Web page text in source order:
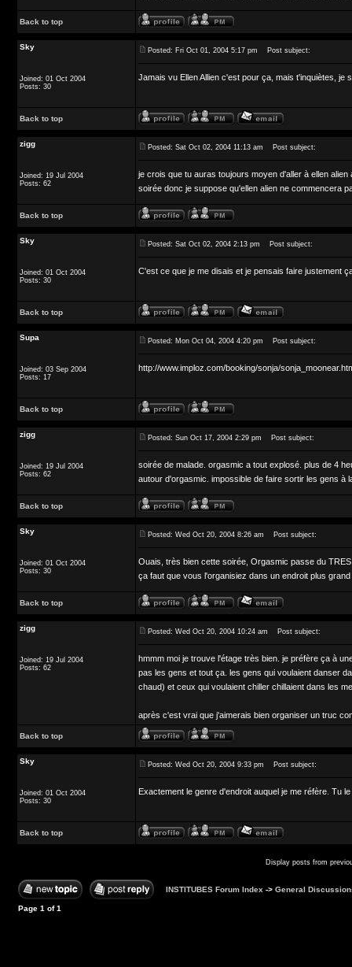
Back to top
Sky
Joined: 01 Oct 2004
Posts: 30
Posted: Fri Oct 01, 2004 5:17 pm Post subject:
Jamais vu Ellen Allien c'est pour ça, mais t'inquiètes,
Back to top
zigg
Joined: 19 Jul 2004
Posts: 62
Posted: Sat Oct 02, 2004 11:13 am Post subject:
je crois que tu auras toujours moyen d'aller à ellen
soirée donc je suppose qu'ellen alien ne commencera
Back to top
Sky
Joined: 01 Oct 2004
Posts: 30
Posted: Sat Oct 02, 2004 2:13 pm Post subject:
C'est ce que je me disais et je pensais faire justement
Back to top
Supa
Joined: 03 Sep 2004
Posts: 17
Posted: Mon Oct 04, 2004 4:20 pm Post subject:
http://www.imploz.com/booking/sonja/
Back to top
zigg
Joined: 19 Jul 2004
Posts: 62
Posted: Sun Oct 17, 2004 2:29 pm Post subject:
soirée de malade. orgasmic a tout explosé. plus de 4
autour d'orgasmic. impossible de faire sortir les gens à
Back to top
Sky
Joined: 01 Oct 2004
Posts: 30
Posted: Wed Oct 20, 2004 8:26 am Post subject:
Ouais, très bien cette soirée, Orgasmic passe du
ça faut que vous l'organisiez dans un endroit plus
Back to top
zigg
Joined: 19 Jul 2004
Posts: 62
Posted: Wed Oct 20, 2004 10:24 am Post subject:
hmmm moi je trouve l'étage très bien. je préfère ça à
pas les gens et tout ça. les gens qui voulaient danser
chaud) et ceux qui voulaient chiller chillaient dans les
après c'est vrai que j'aimerais bien organiser un truc
Back to top
Sky
Joined: 01 Oct 2004
Posts: 30
Posted: Wed Oct 20, 2004 9:33 pm Post subject:
Exactement le genre d'endroit auquel je me réfère. Tu
Back to top
Display posts from
INSTITUBES Forum Index -> General
Page 1 of1